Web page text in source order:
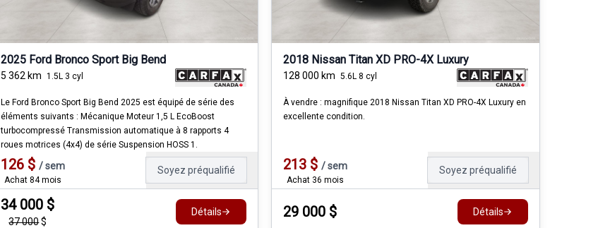
2025 Ford Bronco Sport Big Bend
5 362 km 1.5L 3 cyl
Le Ford Bronco Sport Big Bend 2025 est équipé de série des
éléments suivants : Mécanique Moteur 1,5 L EcoBoost
turbocompressé Transmission automatique à 8 rapports 4
roues motrices (4x4) de série Suspension HOSS 1.
126 $ / sem
Achat 84 mois
Soyez préqualifié
34 000 $
37 000$
Détails
2018 Nissan Titan XD PRO-4X Luxury
128 000 km 5.6L 8 cyl
À vendre : magnifique 2018 Nissan Titan XD PRO-4X Luxury en
excellente condition.
213$ / sem
Achat 36 mois
Soyez préqualifié
29 000$ Détails